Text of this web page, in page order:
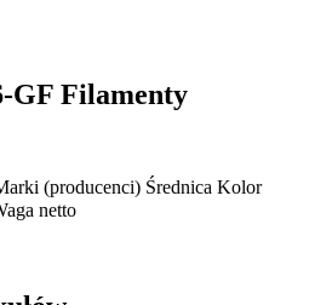
GF Filamenty
(producenci) Średnica Kolor
netto